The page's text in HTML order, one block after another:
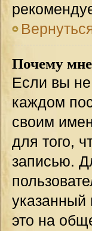
Почему
Если вы не
каждом
своим
для того,
записью.
указанный
это на